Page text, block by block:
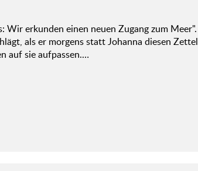
erkunden einen neuen Zugang zum Meer".
als er morgens statt Johanna diesen Zettel
auf sie aufpassen.…